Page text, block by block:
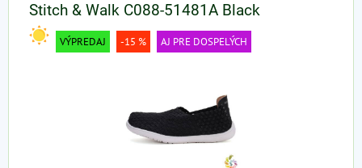
Stitch & Walk C088-51481A Black
VÝPREDAJ -15 % AJ PRE DOSPELÝCH